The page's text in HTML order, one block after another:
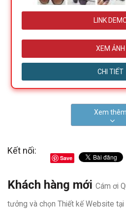
LINK
XEM ẢNH
CHI TIẾT
Xem thêm
Kết nối:
Save
Khách hàng mới Cám ơi
tưởng và chọn Thiết kế Website tại